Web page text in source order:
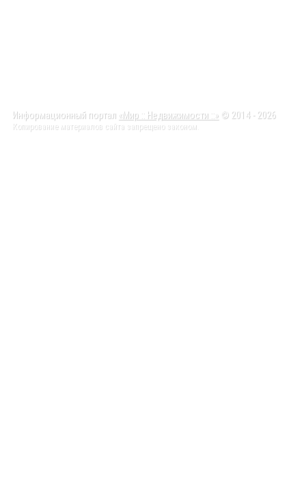
Информационный портал «Мир :: Недвижимости ::» © 2014 - 2026
Копирование материалов сайта запрещено законом.